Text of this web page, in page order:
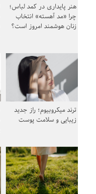
هنر پایداری در کمد لباس؛
چرا «مد آهسته» انتخاب
زنان هوشمند امروز است؟
ترند میکروبیوم؛ راز جدید
زیبایی و سلامت پوست